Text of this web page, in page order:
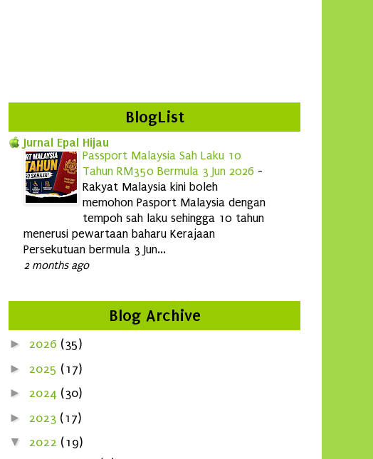
BlogList
Jurnal Epal Hijau
Passport Malaysia Sah Laku 10
Tahun RM350 Bermula 3 Jun 2026 -
Rakyat Malaysia kini boleh
memohon Pasport Malaysia dengan
tempoh sah laku sehingga 10 tahun
menerusi pewartaan baharu Kerajaan
Persekutuan bermula 3 Jun...
2 months ago
Blog Archive
► 2026 (35)
► 2025 (17)
► 2024 (30)
► 2023 (17)
▼ 2022 (19)